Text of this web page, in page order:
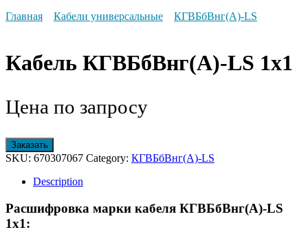
Главная
Кабели универсальные КГВБбВнг(А)-LS
Кабель КГВБбВнг(А)-LS 1х1
Цена по запросу
Заказать
SKU: 670307067 Category: КГВБбВнг(А)-LS
Description
Расшифровка марки кабеля КГВБбВнг(А)-LS
1х1: